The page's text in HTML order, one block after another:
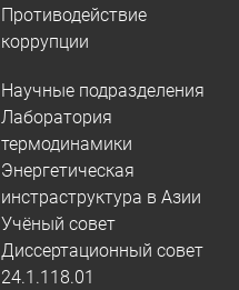
Противодействие
коррупции
Научные подразделения
Лаборатория
термодинамики
Энергетическая
инстраструктура в Азии
Учёный совет
Диссертационный совет
24.1.118.01